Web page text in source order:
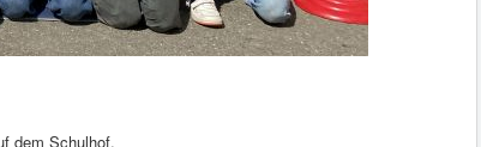
dem Schulhof.